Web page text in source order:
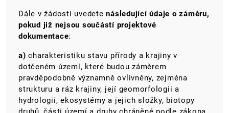
Dále v žádosti uvedetenásledující údaje o záměru,
pokud již nejsou součástí projektové
dokumentace:
a) charakteristiku stavu přírody a krajiny v
dotčeném území, které budou záměrem
pravděpodobně významně ovlivněny, zejména
strukturu a ráz krajiny, její geomorfologii a
hydrologii, ekosystémy a jejich složky, biotopy